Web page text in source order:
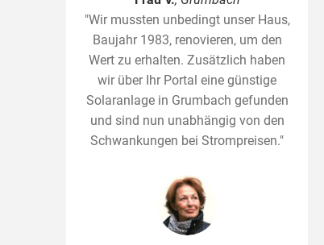
"Wir mussten unbedingt unser Haus,
Baujahr 1983, renovieren, um den
Wert zu erhalten. Zusätzlich haben
wir über Ihr Portal eine günstige
Solaranlage in Grumbach gefunden
und sind nun unabhängig von den
Schwankungen bei Strompreisen."